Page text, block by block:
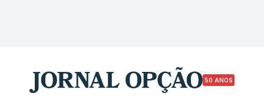
50 ANOS